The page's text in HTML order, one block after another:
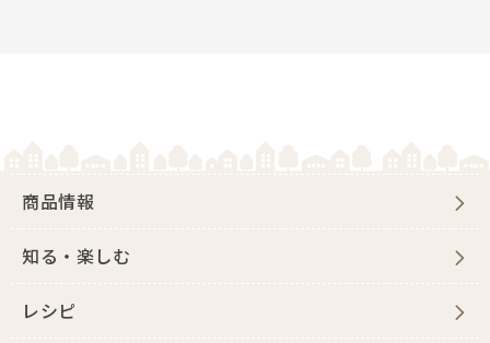
商品情報
知る・楽しむ
レシピ